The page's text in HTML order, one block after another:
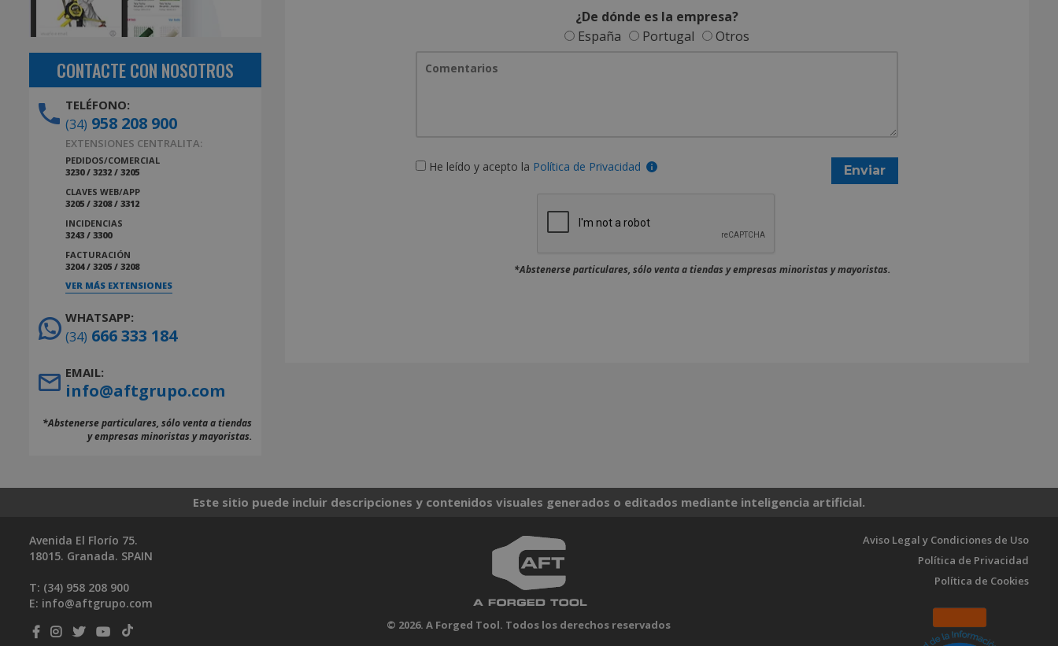
¿De dónde es la empresa?
España
Portugal Otros
He leído y acepto la Política de Privacidad
*Abstenerse particulares, sólo venta a tiendas y empresas minoristas y mayoristas.
CONTACTE CON NOSOTROS
TELÉFONO:
(34) 958 208 900
EXTENSIONES CENTRALITA:
PEDIDOS/COMERCIAL
3230 / 3232 / 3205
CLAVES WEB/APP
3205 / 3208 / 3312
INCIDENCIAS
3243 / 3300
FACTURACIÓN
3204 / 3205 / 3208
VER MÁS EXTENSIONES
WHATSAPP:
(34) 666 333 184
EMAIL:
info@aftgrupo.com
*Abstenerse particulares, sólo venta a tiendas
y empresas minoristas y mayoristas.
Este sitio puede incluir descripciones y contenidos visuales generados o editados mediante inteligencia artificial.
© 2026. A Forged Tool. Todos los derechos reservados
Avenida El Florío 75.
18015. Granada. SPAIN
T: (34) 958 208 900
E: info@aftgrupo.com
Aviso Legal y Condiciones de Uso
Política de Privacidad
Política de Cookies